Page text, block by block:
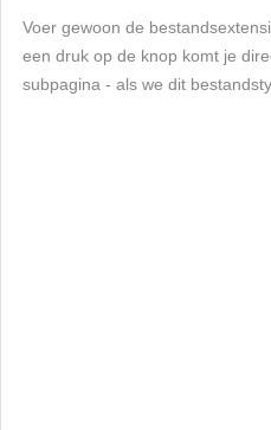
Voer gewoon de
een druk op de knop komt je
subpagina - als we dit